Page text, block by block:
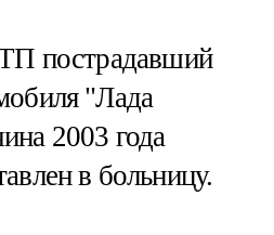
пострадавший
"Лада
2003 года
в больницу.